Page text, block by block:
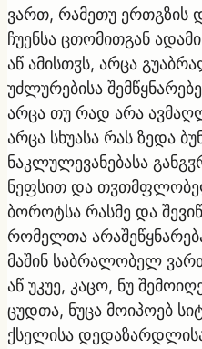
ვართ, რამეთუ ერთგზის
ჩუენსა ცთომითგან
აწ ამისთჳს, არცა
უძლურებისა
არცა თუ რად არა
არცა სხუასა რას ზედა
ნაკლულევანებასა
ნეფსით და
ბოროტსა რასმე და
რომელთა
მაშინ საბრალობელ
აწ უკუე, კაცო, ნუ
ცუდთა, ნუცა მოიპოებ
ქსელისა